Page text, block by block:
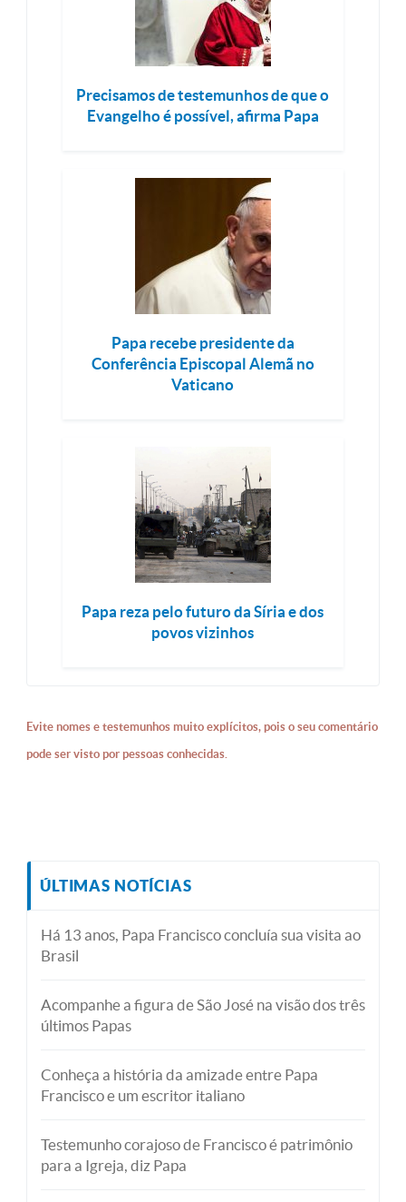
Precisamos de testemunhos de que o
Evangelho é possível, afirma Papa
Papa recebe presidente da
Conferência Episcopal Alemã no
Vaticano
Papa reza pelo futuro da Síria e dos
povos vizinhos
Evite nomes e testemunhos muito explícitos, pois o seu comentário
pode ser visto por pessoas conhecidas.
ÚLTIMAS NOTÍCIAS
Há 13 anos, Papa Francisco concluía sua visita ao
Brasil
Acompanhe a figura de São José na visão dos três
últimos Papas
Conheça a história da amizade entre Papa
Francisco e um escritor italiano
Testemunho corajoso de Francisco é patrimônio
para a Igreja, diz Papa